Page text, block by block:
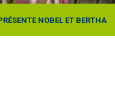
NOBEL ET BERTHA